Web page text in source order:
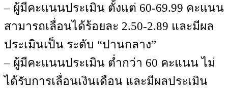
– ผู้มีคะแนนประเมิน ตั้งแต่ 60-69.99 คะแนน
สามารถเลื่อนได้ร้อยละ 2.50-2.89 และมีผล
ประเมินเป็น ระดับ “ปานกลาง”
– ผู้มีคะแนนประเมิน ต่ำกว่า 60 คะแนน ไม่
ได้รับการเลื่อนเงินเดือน และมีผลประเมิน